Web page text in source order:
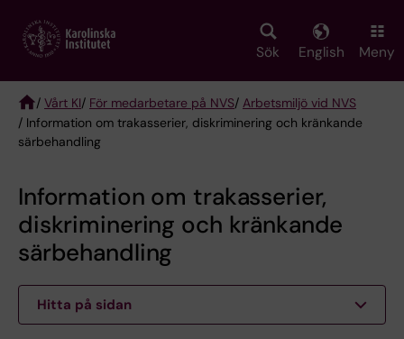
main
Sök English Meny
Breadcrumb
/ Vårt KI/ För medarbetare på NVS/ Arbetsmiljö vid NVS
/ Information om trakasserier, diskriminering och kränkande
särbehandling
Information om trakasserier,
diskriminering och kränkande
särbehandling
Hitta på sidan